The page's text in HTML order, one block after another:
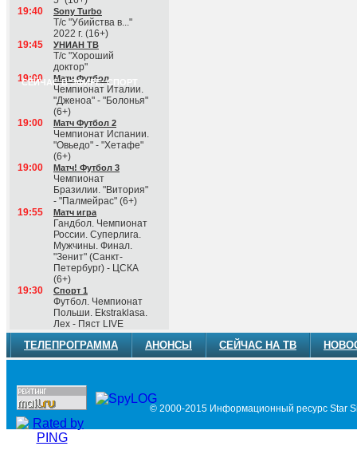
19:40
Sony Turbo
Т/с "Убийства в..."
2022 г. (16+)
19:45
УНИАН ТВ
Т/с "Хороший
доктор"
СЕЙЧАС В ЭФИРЕ: СПОРТ
19:00 Матч Футбол
Чемпионат Италии.
"Дженоа" - "Болонья"
(6+)
19:00
Матч Футбол 2
Чемпионат Испании.
"Овьедо" - "Хетафе"
(6+)
19:00
Матч! Футбол 3
Чемпионат
Бразилии. "Витория"
- "Палмейрас" (6+)
19:55
Матч игра
Гандбол. Чемпионат
России. Суперлига.
Мужчины. Финал.
"Зенит" (Санкт-
Петербург) - ЦСКА
(6+)
19:30
Спорт 1
Футбол. Чемпионат
Польши. Ekstraklasa.
Лех - Пяст LIVE
ТЕЛЕПРОГРАММА АНОНСЫ СЕЙЧАС НА ТВ
© 2000-2015 Информационный ресурс Star